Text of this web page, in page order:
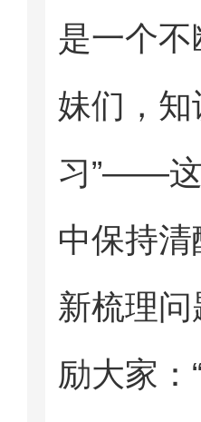
是一个
妹们，
习”——这
中保持
新梳理
励大家